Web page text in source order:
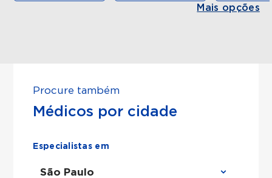
Mais opções
Procure também
Médicos por cidade
Especialistas em
São Paulo